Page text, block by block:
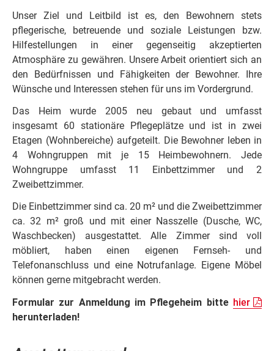
Unser Ziel und Leitbild ist es, den Bewohnern stets
pflegerische, betreuende und soziale Leistungen bzw.
Hilfestellungen in einer gegenseitig akzeptierten
Atmosphäre zu gewähren. Unsere Arbeit orientiert sich an
den Bedürfnissen und Fähigkeiten der Bewohner. Ihre
Wünsche und Interessen stehen für uns im Vordergrund.
Das Heim wurde 2005 neu gebaut und umfasst
insgesamt 60 stationäre Pflegeplätze und ist in zwei
Etagen (Wohnbereiche) aufgeteilt. Die Bewohner leben in
4 Wohngruppen mit je 15 Heimbewohnern. Jede
Wohngruppe umfasst 11 Einbettzimmer und 2
Zweibettzimmer.
Die Einbettzimmer sind ca. 20 m² und die Zweibettzimmer
ca. 32 m² groß und mit einer Nasszelle (Dusche, WC,
Waschbecken) ausgestattet. Alle Zimmer sind voll
möbliert, haben einen eigenen Fernseh- und
Telefonanschluss und eine Notrufanlage. Eigene Möbel
können gerne mitgebracht werden.
Formular zur Anmeldung im Pflegeheim bitte hier
herunterladen!